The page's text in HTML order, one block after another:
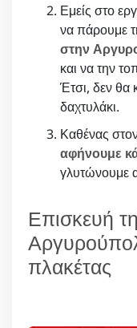
Εμείς στο
να πάρουμε
στην
και να την
Έτσι, δεν θα
δαχτυλάκι.
Καθένας
αφήνουμε
γλυτώνουμε
Επισκευή
πλακέτας